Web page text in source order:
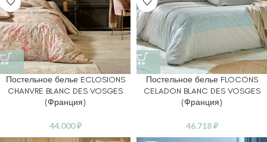
Постельное белье ECLOSIONS
CHANVRE BLANC DES VOSGES
(Франция)
44.000₽
Постельное белье FLOCONS
CELADON BLANC DES VOSGES
(Франция)
46.718₽